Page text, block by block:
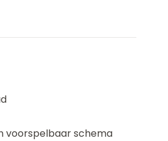
voorspelbaar schema